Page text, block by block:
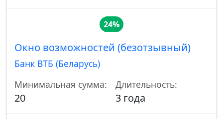
24%
Окно возможностей (безотзывный)
Банк ВТБ (Беларусь)
Минимальная сумма:
20
Длительность:
3 года